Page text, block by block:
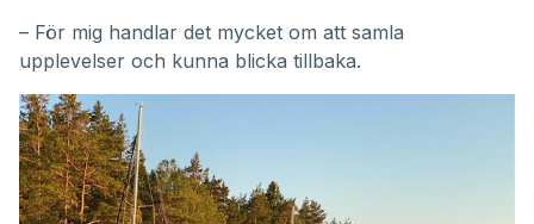
– För mig handlar det mycket om att samla
upplevelser och kunna blicka tillbaka.